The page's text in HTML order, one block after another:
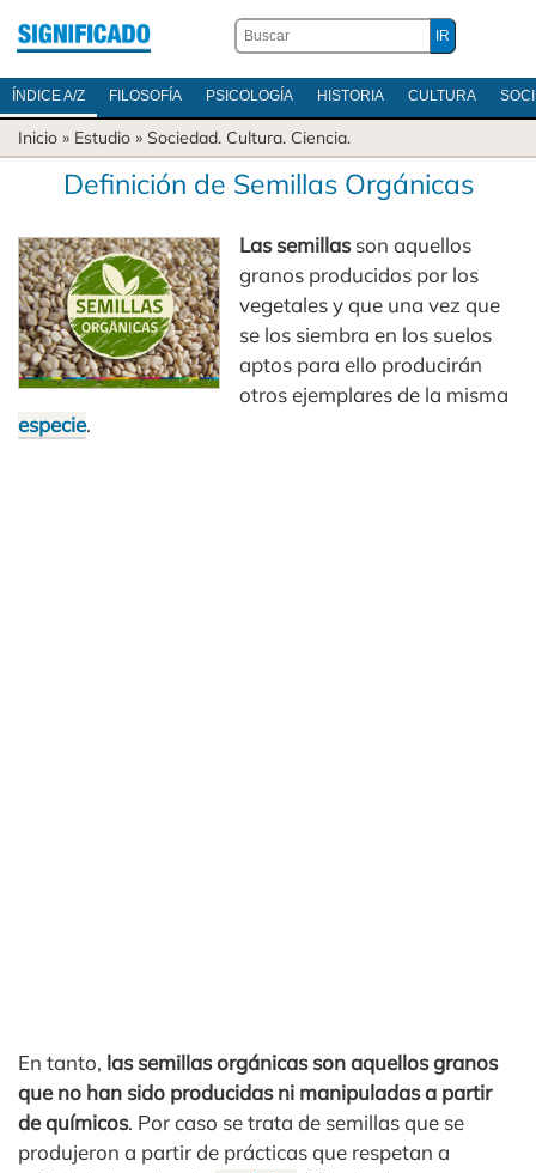
ÍNDICE A/Z FILOSOFÍA PSICOLOGÍA HISTORIA CULTURA
Inicio » Estudio » Sociedad. Cultura. Ciencia.
Definición de Semillas Orgánicas
Las semillasson aquellos
granos producidos por los
vegetales y que una vez que
se los siembra en los suelos
aptos para ello producirán
otros ejemplares de la misma
especie.
En tanto, las semillas orgánicas son aquellos granos
que no han sido producidas ni manipuladas a partir
de químicos. Por caso se trata de semillas que se
produjeron a partir de prácticas que respetan a